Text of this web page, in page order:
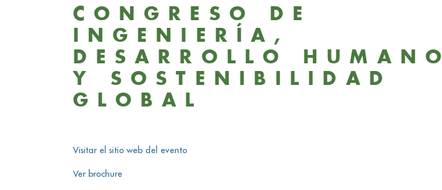
CONGRESO DE
INGENIERÍA,
DESARROLLO HUMANO
Y SOSTENIBILIDAD
GLOBAL
Visitar el sitio web del evento
Ver brochure